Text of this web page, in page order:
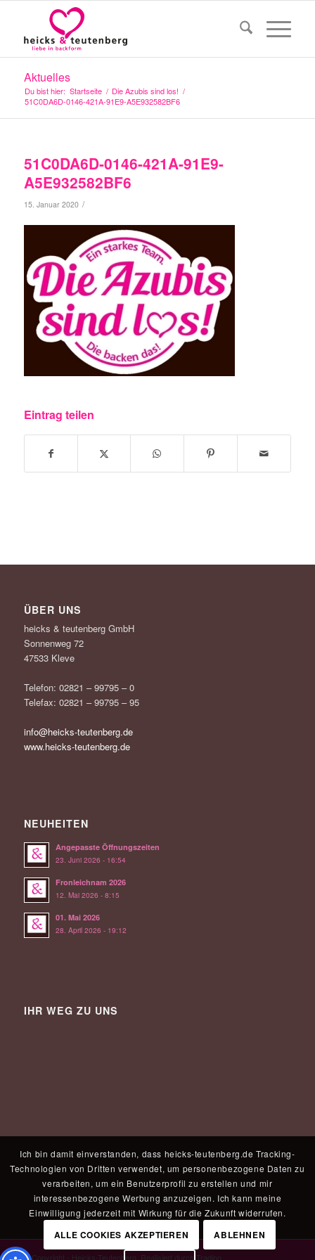
Aktuelles
Du bist hier: Startseite / Die Azubis sind los! /
51C0DA6D-0146-421A-91E9-A5E932582BF6
51C0DA6D-0146-421A-91E9-
A5E932582BF6
15. Januar 2020 /
Eintrag teilen
ÜBER UNS
heicks & teutenberg GmbH
Sonnenweg 72
47533 Kleve
Telefon: 02821 – 99795 – 0
Telefax: 02821 – 99795 – 95
info@heicks-teutenberg.de
www.heicks-teutenberg.de
NEUHEITEN
Angepasste Öffnungszeiten
23. Juni 2026 - 16:54
Fronleichnam 2026
12. Mai 2026 - 8:15
01. Mai 2026
28. April 2026 - 19:12
IHR WEG ZU UNS
© Copyright - Heicks-Teutenberg. Realisiert durch Tradino
Ich bin damit einverstanden, dass heicks-teutenberg.de Tracking-
Technologien von Dritten verwendet, um personenbezogene Daten zu
verarbeiten, um ein Benutzerprofil zu erstellen und mir
interessenbezogene Werbung anzuzeigen. Ich kann meine
Einwilligung jederzeit mit Wirkung für die Zukunft widerrufen.
ALLE COOKIES AKZEPTIEREN ABLEHNEN